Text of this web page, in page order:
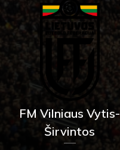
FM Vilniaus Vytis-
Širvintos